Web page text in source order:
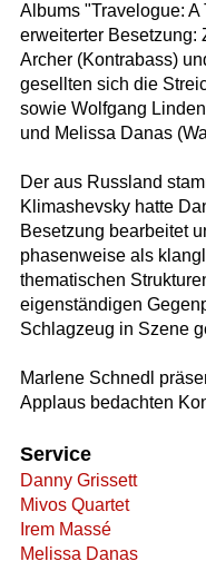
Albums "Travelogue:
erweiterter Besetzung:
Archer (Kontrabass)
gesellten sich die
sowie Wolfgang
und Melissa Danas
Der aus Russland
Klimashevsky hatte
Besetzung bearbeitet
phasenweise als
thematischen
eigenständigen
Schlagzeug in Szene
Marlene Schnedl
Applaus bedachten
Service
Danny Grissett
Mivos Quartet
Irem Massé
Melissa Danas